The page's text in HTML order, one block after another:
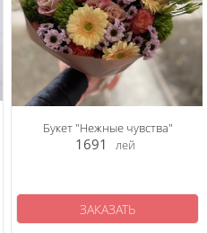
Букет "Нежные чувства"
1691 лей
ЗАКАЗАТЬ